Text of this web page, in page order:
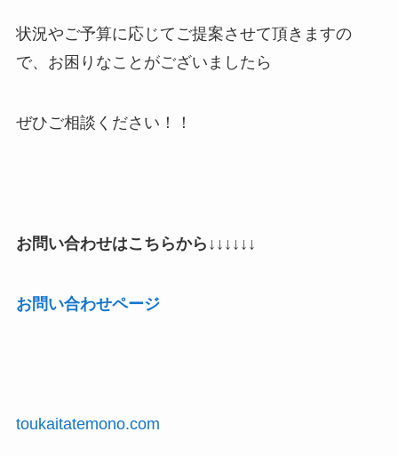
状況やご予算に応じてご提案させて頂きますの
で、お困りなことがございましたら
ぜひご相談ください！！
お問い合わせはこちらから ↓↓↓↓↓↓
お問い合わせページ
toukaitatemono.com